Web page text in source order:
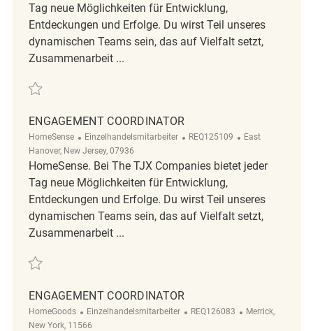
Tag neue Möglichkeiten für Entwicklung,
Entdeckungen und Erfolge. Du wirst Teil unseres
dynamischen Teams sein, das auf Vielfalt setzt,
Zusammenarbeit ...
Retten Engagement Coordinator REQ135131
ENGAGEMENT COORDINATOR
HomeSense Kategorie
Einzelhandelsmitarbeiter ReqId
REQ125109 Ort
East
Hanover, New Jersey, 07936
HomeSense. Bei The TJX Companies bietet jeder
Tag neue Möglichkeiten für Entwicklung,
Entdeckungen und Erfolge. Du wirst Teil unseres
dynamischen Teams sein, das auf Vielfalt setzt,
Zusammenarbeit ...
Retten Engagement Coordinator REQ125109
ENGAGEMENT COORDINATOR
HomeGoods Kategorie
Einzelhandelsmitarbeiter ReqId
REQ126083 Ort
Merrick,
New York, 11566